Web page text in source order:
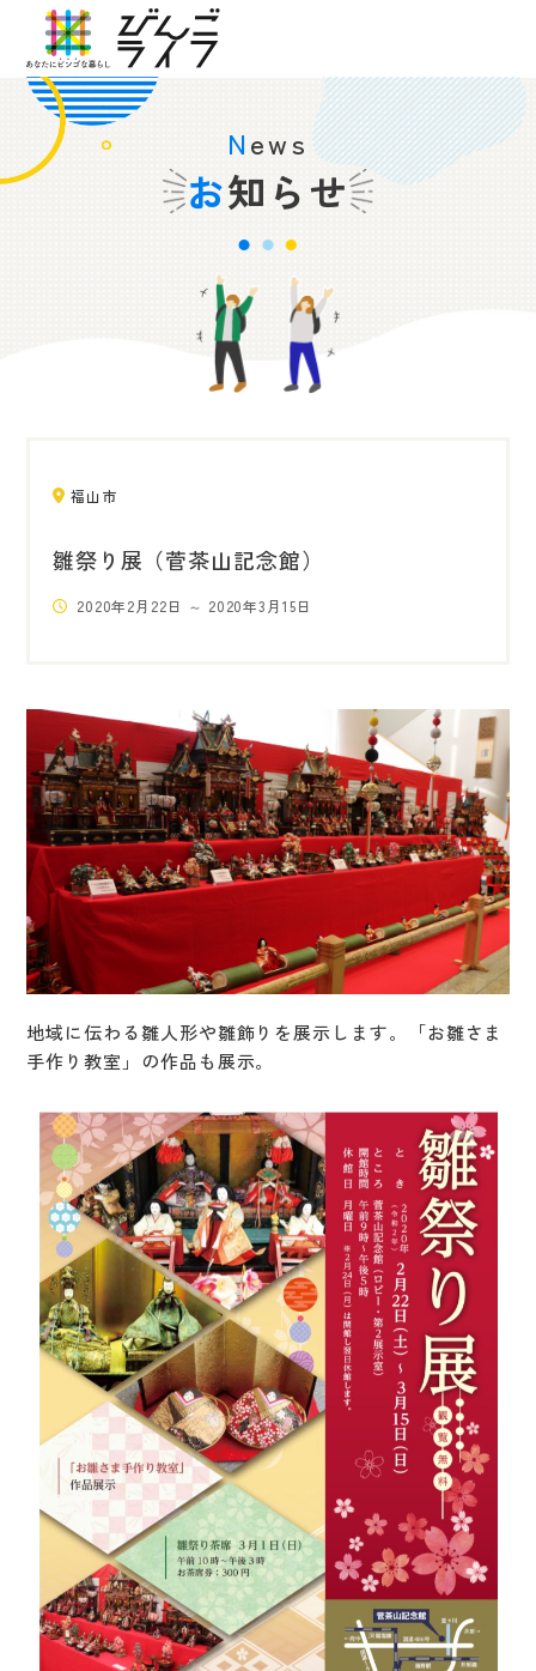
News
お知らせ
福山市
雛祭り展（菅茶山記念館）
2020年2月22日 ～ 2020年3月15日
地域に伝わる雛人形や雛飾りを展示します。「お雛さま
手作り教室」の作品も展示。